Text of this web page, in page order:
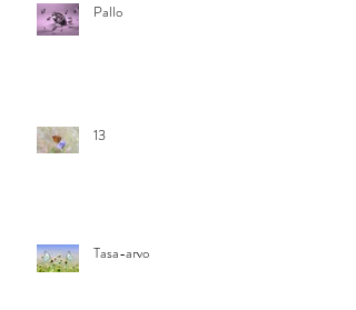
Pallo
13
Tasa-arvo